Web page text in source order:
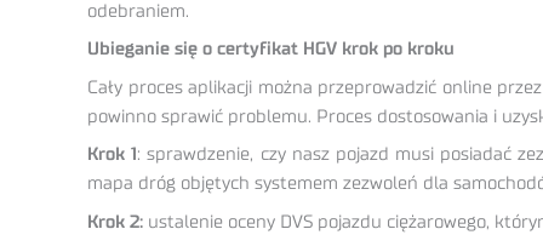
odebraniem.
Ubieganie się o certyfikat HGV krok po kroku
Cały proces aplikacji można przeprowadzić online
powinno sprawić problemu. Proces dostosowania i
Krok 1 : sprawdzenie, czy nasz pojazd musi posiadać
mapa dróg objętych systemem zezwoleń dla
Krok 2: ustalenie oceny DVS pojazdu ciężarowego,